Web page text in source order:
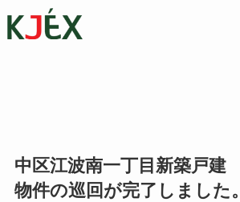
中区江波南一丁目新築戸建
物件の巡回が完了しました。